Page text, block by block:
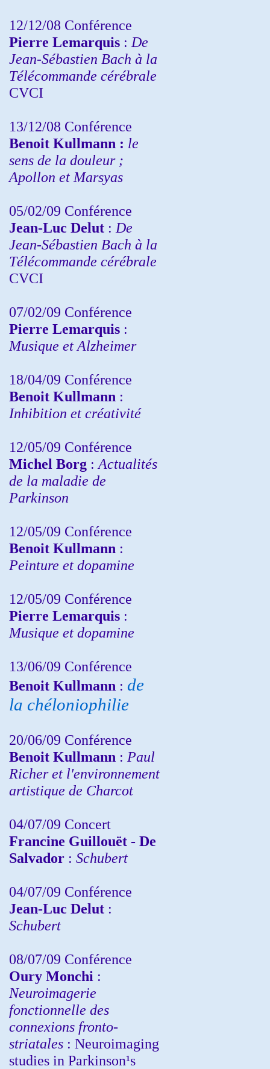
12/12/08 Conférence
Pierre Lemarquis : De
Jean-Sébastien Bach à la
Télécommande cérébrale
CVCI
13/12/08 Conférence
Benoit Kullmann : le
sens de la douleur ;
Apollon et Marsyas
05/02/09 Conférence
Jean-Luc Delut : De
Jean-Sébastien Bach à la
Télécommande cérébrale
CVCI
07/02/09 Conférence
Pierre Lemarquis :
Musique et Alzheimer
18/04/09 Conférence
Benoit Kullmann :
Inhibition et créativité
12/05/09 Conférence
Michel Borg : Actualités
de la maladie de
Parkinson
12/05/09 Conférence
Benoit Kullmann :
Peinture et dopamine
12/05/09 Conférence
Pierre Lemarquis :
Musique et dopamine
13/06/09 Conférence
Benoit Kullmann : de
la chéloniophilie
20/06/09 Conférence
Benoit Kullmann : Paul
Richer et l'environnement
artistique de Charcot
04/07/09 Concert
Francine Guillouët - De
Salvador : Schubert
04/07/09 Conférence
Jean-Luc Delut :
Schubert
08/07/09 Conférence
Oury Monchi :
Neuroimagerie
fonctionnelle des
connexions fronto-
striatales : Neuroimaging
studies in Parkinson¹s